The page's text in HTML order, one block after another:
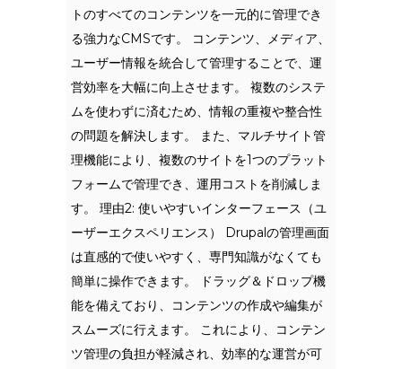
トのすべてのコンテンツを一元的に管理でき
る強力なCMSです。 コンテンツ、メディア、
ユーザー情報を統合して管理することで、運
営効率を大幅に向上させます。 複数のシステ
ムを使わずに済むため、情報の重複や整合性
の問題を解決します。 また、マルチサイト管
理機能により、複数のサイトを1つのプラット
フォームで管理でき、運用コストを削減しま
す。 理由2: 使いやすいインターフェース（ユ
ーザーエクスペリエンス） Drupalの管理画面
は直感的で使いやすく、専門知識がなくても
簡単に操作できます。 ドラッグ＆ドロップ機
能を備えており、コンテンツの作成や編集が
スムーズに行えます。 これにより、コンテン
ツ管理の負担が軽減され、効率的な運営が可